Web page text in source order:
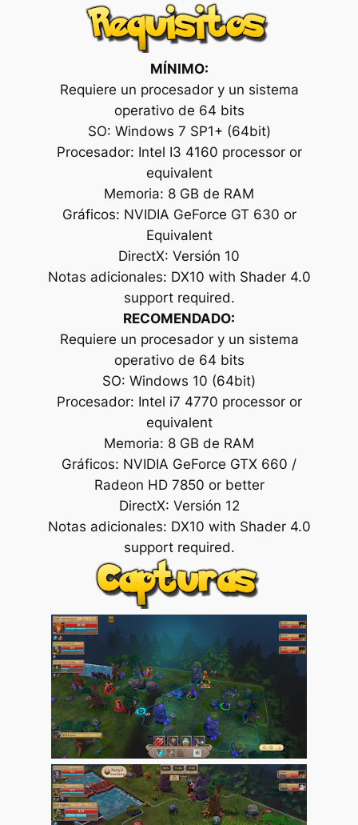
MÍNIMO:
Requiere un procesador y un sistema
operativo de 64 bits
SO: Windows 7 SP1+ (64bit)
Procesador: Intel I3 4160 processor or
equivalent
Memoria: 8 GB de RAM
Gráficos: NVIDIA GeForce GT 630 or
Equivalent
DirectX: Versión 10
Notas adicionales: DX10 with Shader 4.0
support required.
RECOMENDADO:
Requiere un procesador y un sistema
operativo de 64 bits
SO: Windows 10 (64bit)
Procesador: Intel i7 4770 processor or
equivalent
Memoria: 8 GB de RAM
Gráficos: NVIDIA GeForce GTX 660 /
Radeon HD 7850 or better
DirectX: Versión 12
Notas adicionales: DX10 with Shader 4.0
support required.